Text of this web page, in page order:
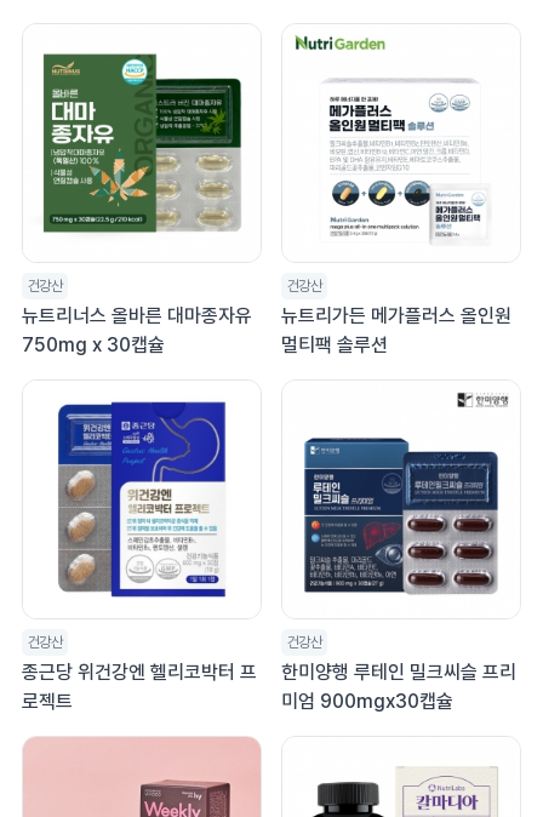
건강산
뉴트리너스 올바른 대마종자유
750mg x 30캡슐
건강산
뉴트리가든 메가플러스 올인원
멀티팩 솔루션
건강산
종근당 위건강엔 헬리코박터 프
로젝트
건강산
한미양행 루테인 밀크씨슬 프리
미엄 900mgx30캡슐